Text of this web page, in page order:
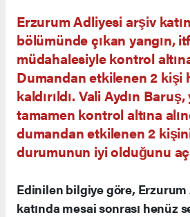
Erzurum Adliyesi arşiv
bölümünde çıkan yangın,
müdahalesiyle kontrol
Dumandan etkilenen 2 kişi
kaldırıldı. Vali Aydın Baruş,
tamamen kontrol altına
dumandan etkilenen 2
durumunun iyi olduğunu
Edinilen bilgiye göre, Erzurum
katında mesai sonrası henüz